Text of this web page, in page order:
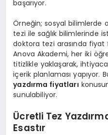
başarıyor.
Örneğin; sosyal bilimlerde
tezi ile sağlık bilimlerinde
doktora tezi arasında fiyat
Anova Akademi, her iki
titizlikle yaklaşarak,
içerik planlaması yapıyor.
yazdırma fiyatları
sunulabiliyor.
Ücretli Tez
Esastır